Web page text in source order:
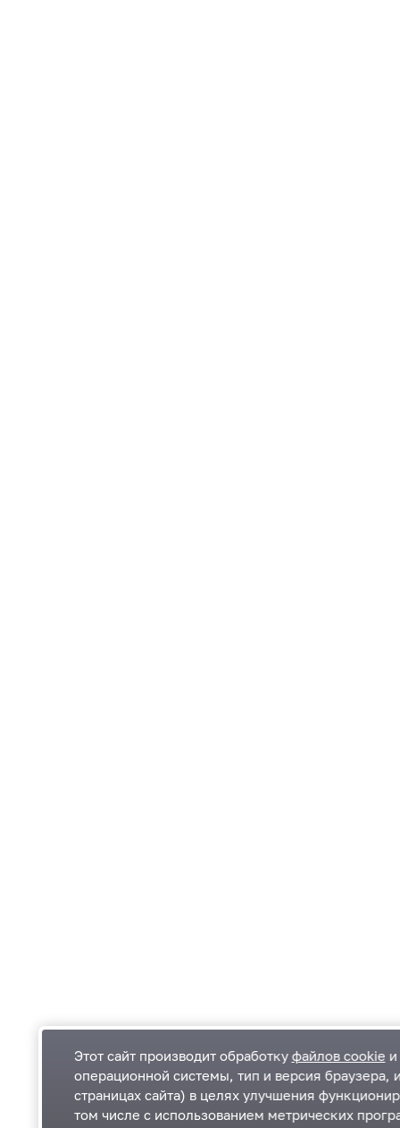
Одинцовский городской округ Московской
области
Этот сайт производит обработку файлов cookie
операционной системы, тип и версия браузера,
страницах сайта) в целях улучшения
том числе с использованием метрических